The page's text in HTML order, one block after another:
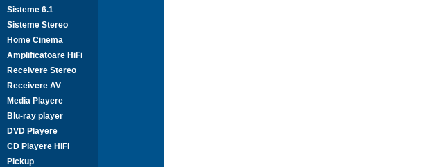
Sisteme 6.1
Sisteme Stereo
Home Cinema
Amplificatoare HiFi
Receivere Stereo
Receivere AV
Media Playere
Blu-ray player
DVD Playere
CD Playere HiFi
Pickup